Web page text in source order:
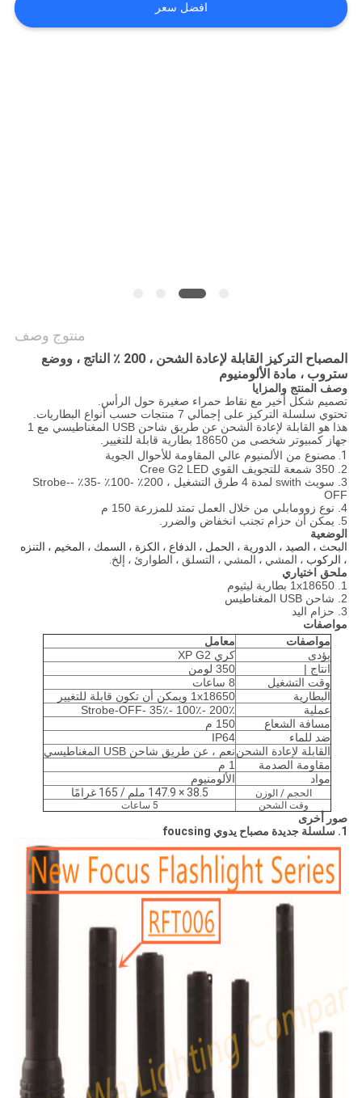
خريطة
افضل سعر
منتوج وصف
المصباح التركيز القابلة لإعادة الشحن ، 200 ٪ الناتج ، ووضع
ستروب ، مادة الألومنيوم
وصف المنتج والمزايا
تصميم شكل أخير مع نقاط حمراء صغيرة حول الرأس.
تحتوي سلسلة التركيز على إجمالي 7 منتجات حسب أنواع البطاريات.
هذا هو القابلة لإعادة الشحن عن طريق شاحن USB المغناطيسي مع 1
جهاز كمبيوتر شخصى من 18650 بطارية قابلة للتغيير.
1. مصنوع من الألمنيوم عالي المقاومة للأحوال الجوية
2. 350 شمعة للتجويف القوي Cree G2 LED
3. سويث swith لمدة 4 طرق التشغيل ، 200٪ -100٪ -35٪ -Strobe-
OFF
4. نوع زوومابلي من خلال العمل تمتد للمزرعة 150 م
5. يمكن أن حزام تجنب انخفاض والضرر.
الوضعية
البحث ، الصيد ، الدورية ، الحمل ، الدفاع ، الكزة ، السمك ، المخيم ، التنزه
، الركوب ، المشي ، المشي ، التسلق ، الطوارئ ، إلخ.
ملحق اختياري
1. 1x18650 بطارية ليثيوم
2. شاحن USB المغناطيس
3. حزام اليد
مواصفات
مواصفات
معامل
يؤدى
كري XP G2
انتاج |
350 لومن
وقت التشغيل
8 ساعات
البطارية
1x18650 ويمكن أن تكون قابلة للتغيير
عملية
200٪ -100٪ -35٪ -Strobe-OFF
مسافة الشعاع
150 م
ضد للماء
IP64
القابلة لإعادة الشحننعم ، عن طريق شاحن USB المغناطيسي
مقاومة الصدمة
1 م
مواد
الألومنيوم
الحجم / الوزن 38.5 × 147.9 ملم / 165 غرامًا
وقت الشحن 5 ساعات
صور أخرى
1. سلسلة جديدة مصباح يدوي foucsing